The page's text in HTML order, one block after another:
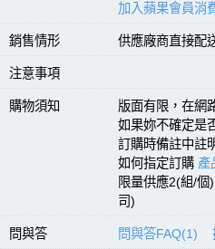
加入蘋果會員消
銷售情形 供應廠商直接配
注意事項
購物須知 版面有限，在網
如果妳不確定是
訂購時備註中註
如何指定訂購 產
限量供應2(組/
司)
問與答 問與答FAQ(1)